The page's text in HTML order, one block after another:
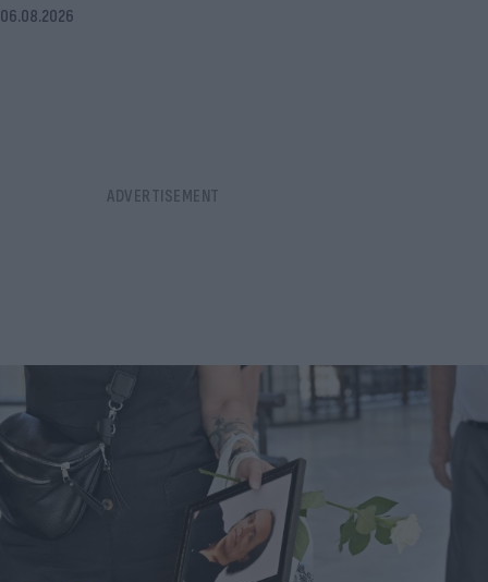
06.08.2026